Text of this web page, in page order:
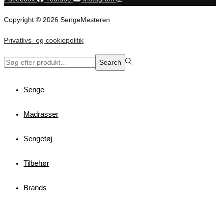
Copyright © 2026 SengeMesteren
Privatlivs- og cookiepolitik
Search
Search
Senge
Madrasser
Sengetøj
Tilbehør
Brands